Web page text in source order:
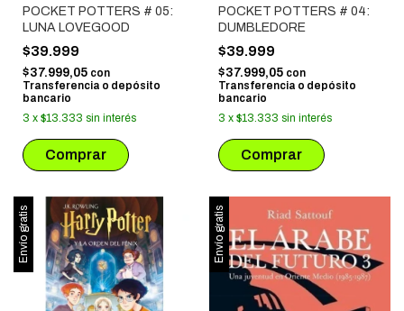
POCKET POTTERS # 05:
LUNA LOVEGOOD
$39.999
$37.999,05 con
Transferencia o depósito
bancario
3 x $13.333 sin interés
POCKET POTTERS # 04:
DUMBLEDORE
$39.999
$37.999,05 con
Transferencia o depósito
bancario
3 x $13.333 sin interés
Envío gratis Envío gratis